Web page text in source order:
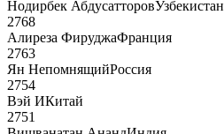
Нодирбек АбдусатторовУзбекистан
2768
Алиреза ФируджаФранция
2763
Ян НепомнящийРоссия
2754
Вэй ИКитай
2751